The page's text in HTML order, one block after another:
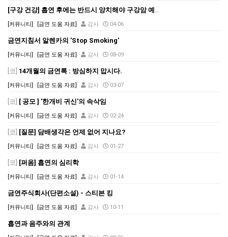
[구강 건강] 흡연 후에는 반드시 양치해야 구강암 예방
[커뮤니티] [금연 도움 자료] 감사 04-06
금연지침서 알렌카의 'Stop Smoking'
[커뮤니티] [금연 도움 자료] 감사 08-09
[코] 14개월의 금연록 : 방심하지 맙시다.
[커뮤니티] [금연 도움 자료] 감사 03-07
[코] [ 공모 ] '한개비 귀신'의 속삭임
[커뮤니티] [금연 도움 자료] 감사 02-24
[코] [질문] 담배생각은 언제 없어 지나요?
[커뮤니티] [금연 도움 자료] 감사 01-27
[코] [퍼옴] 흡연의 심리학
[커뮤니티] [금연 도움 자료] 감사 01-14
금연주식회사(단편소설) - 스티븐 킹
[커뮤니티] [금연 도움 자료] 감사 10-11
흡연과 음주와의 관계